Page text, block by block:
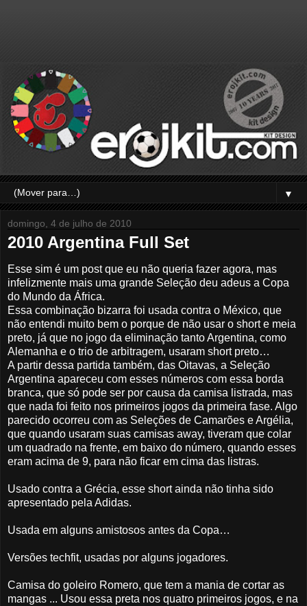
▼
domingo, 4 de julho de 2010
2010 Argentina Full Set
Esse sim é um post que eu não queria fazer agora, mas
infelizmente mais uma grande Seleção deu adeus a Copa
do Mundo da África.
Essa combinação bizarra foi usada contra o México, que
não entendi muito bem o porque de não usar o short e meia
preto, já que no jogo da eliminação tanto Argentina, como
Alemanha e o trio de arbitragem, usaram short preto…
A partir dessa partida também, das Oitavas, a Seleção
Argentina apareceu com esses números com essa borda
branca, que só pode ser por causa da camisa listrada, mas
que nada foi feito nos primeiros jogos da primeira fase. Algo
parecido ocorreu com as Seleções de Camarões e Argélia,
que quando usaram suas camisas away, tiveram que colar
um quadrado na frente, em baixo do número, quando esses
eram acima de 9, para não ficar em cima das listras.
Usado contra a Grécia, esse short ainda não tinha sido
apresentado pela Adidas.
Usada em alguns amistosos antes da Copa…
Versões techfit, usadas por alguns jogadores.
Camisa do goleiro Romero, que tem a mania de cortar as
mangas ... Usou essa preta nos quatro primeiros jogos, e na